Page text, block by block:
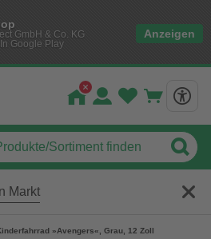
GmbH & Co. KG
Google Play
Anzeigen
Markt
»Avengers«, Grau, 12 Zoll